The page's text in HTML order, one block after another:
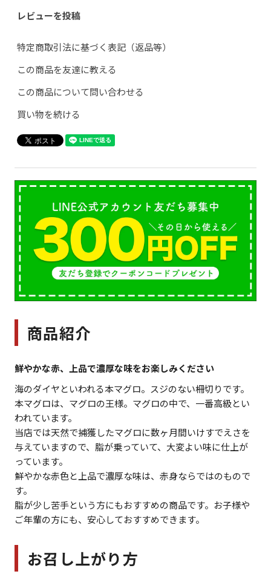
レビューを投稿
特定商取引法に基づく表記（返品等）
この商品を友達に教える
この商品について問い合わせる
買い物を続ける
商品紹介
鮮やかな赤、上品で濃厚な味をお楽しみください
海のダイヤといわれる本マグロ。スジのない柵切りです。
本マグロは、マグロの王様。マグロの中で、一番高級とい
われています。
当店では天然で捕獲したマグロに数ヶ月間いけすでえさを
与えていますので、脂が乗っていて、大変よい味に仕上が
っています。
鮮やかな赤色と上品で濃厚な味は、赤身ならではのもので
す。
脂が少し苦手という方にもおすすめの商品です。お子様や
ご年輩の方にも、安心しておすすめできます。
お召し上がり方